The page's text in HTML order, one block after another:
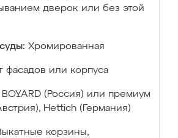
дверок или без этой
Хромированная
фасадов или корпуса
BOYARD (Россия) или премиум
Hettich (Германия)
корзины,